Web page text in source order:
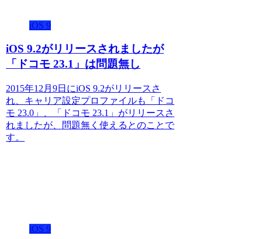
iOS 9
iOS 9.2がリリースされましたが
「ドコモ 23.1」は問題無し
2015年12月9日にiOS 9.2がリリースさ
れ、キャリア設定プロファイルも「ドコ
モ 23.0」、「ドコモ 23.1」がリリースさ
れましたが、問題無く使えるとのことで
す。
iOS 9